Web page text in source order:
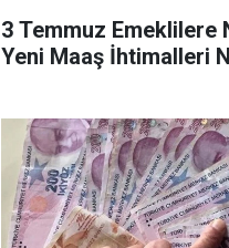
3 Temmuz Emeklilere
Yeni Maaş İhtimalleri